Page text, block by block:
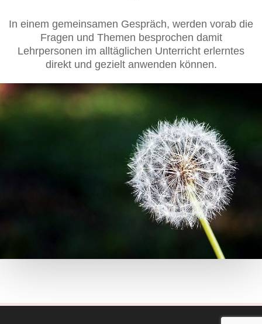
In einem gemeinsamen Gespräch, werden vorab die
Fragen und Themen besprochen damit
Lehrpersonen im alltäglichen Unterricht erlerntes
direkt und gezielt anwenden können.